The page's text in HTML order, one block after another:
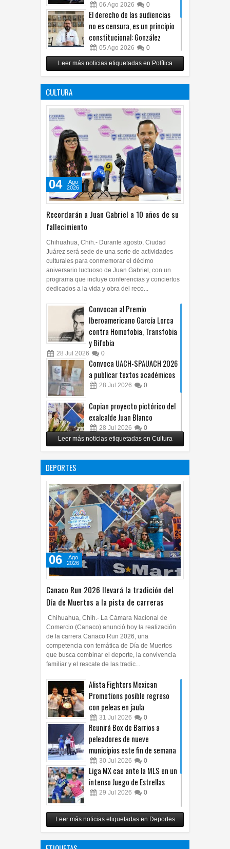
06 Ago 2026 0
El derecho de las audiencias
no es censura, es un principio
constitucional: González
05 Ago 2026 0
Relanza Villalobos programa
de afiliación del PRI en
Leer más noticias etiquetadas en Política
CULTURA
Recordarán a Juan Gabriel a 10 años de su
fallecimiento
04
Ago
2026
Chihuahua, Chih.- Durante agosto, Ciudad
Juárez será sede de una serie de actividades
culturales para conmemorar el décimo
aniversario luctuoso de Juan Gabriel, con un
programa que incluye conferencias y conciertos
dedicados a la vida y obra del reco...
Convocan al Premio
Iberoamericano García Lorca
contra Homofobia, Transfobia
y Bifobia
28 Jul 2026 0
Convoca UACH-SPAUACH 2026
a publicar textos académicos
28 Jul 2026 0
Copian proyecto pictórico del
exalcalde Juan Blanco
28 Jul 2026 0
Impulsa UPCH creatividad y
lectura con taller de mini
27 Jul 2026 0
Leer más noticias etiquetadas en Cultura
DEPORTES
Canaco Run 2026 llevará la tradición del
Día de Muertos a la pista de carreras
06
Ago
2026
Chihuahua, Chih.- La Cámara Nacional de
Comercio (Canaco) anunció hoy la realización
de la carrera Canaco Run 2026, una
competencia con temática de Día de Muertos
que busca combinar el deporte, la convivencia
familiar y el rescate de las tradic...
Alista Fighters Mexican
Promotions posible regreso
con peleas en jaula
31 Jul 2026 0
Reunirá Box de Barrios a
peleadores de nueve
municipios este fin de semana
30 Jul 2026 0
Liga MX cae ante la MLS en un
intenso Juego de Estrellas
29 Jul 2026 0
México vence 2-0 a Costa Rica
y avanza a cuartos del
Leer más noticias etiquetadas en Deportes